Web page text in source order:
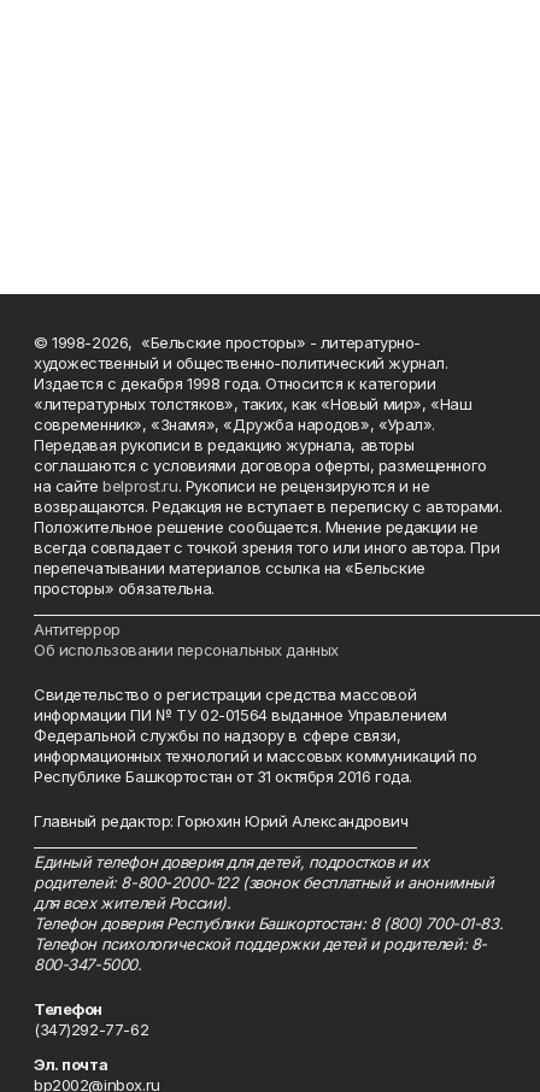
© 1998-2026, «Бельские просторы» - литературно-
художественный и общественно-политический журнал.
Издается с декабря 1998 года. Относится к категории
«литературных толстяков», таких, как «Новый мир», «Наш
современник», «Знамя», «Дружба народов», «Урал».
Передавая рукописи в редакцию журнала, авторы
соглашаются с условиями договора оферты, размещенного
на сайтеbelprost.ru. Рукописи не рецензируются и не
возвращаются. Редакция не вступает в переписку с авторами.
Положительное решение сообщается. Мнение редакции не
всегда совпадает с точкой зрения того или иного автора. При
перепечатывании материалов ссылка на «Бельские
просторы» обязательна.
Антитеррор
Об использовании персональных данных
Свидетельство о регистрации средства массовой
информации ПИ № ТУ 02-01564 выданное Управлением
Федеральной службы по надзору в сфере связи,
информационных технологий и массовых коммуникаций по
Республике Башкортостан от 31 октября 2016 года.
Главный редактор: Горюхин Юрий Александрович
Единый телефон доверия для детей, подростков и их
родителей: 8-800-2000-122 (звонок бесплатный и анонимный
для всех жителей России).
Телефон доверия Республики Башкортостан: 8 (800) 700-01-83.
Телефон психологической поддержки детей и родителей: 8-
800-347-5000.
Телефон
(347)292-77-62
Эл. почта
bp2002@inbox.ru